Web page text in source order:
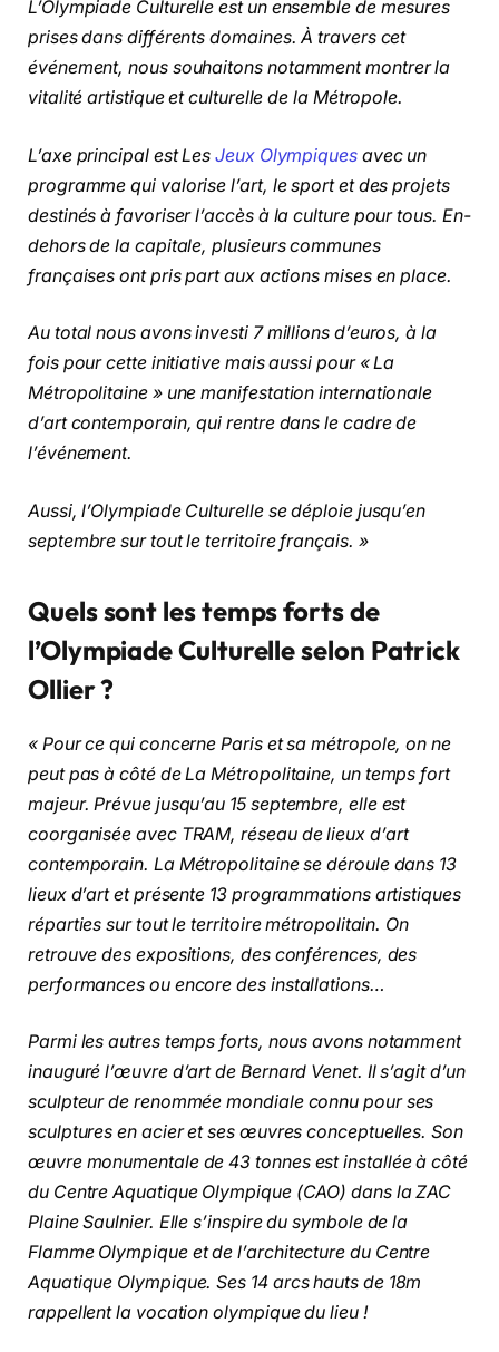
L’Olympiade Culturelle est un ensemble de mesures
prises dans différents domaines. À travers cet
événement, nous souhaitons notamment montrer la
vitalité artistique et culturelle de la Métropole.
L’axe principal est LesJeux Olympiquesavec un
programme qui valorise l’art, le sport et des projets
destinés à favoriser l’accès à la culture pour tous. En-
dehors de la capitale, plusieurs communes
françaises ont pris part aux actions mises en place.
Au total nous avons investi 7 millions d’euros, à la
fois pour cette initiative mais aussi pour « La
Métropolitaine » une manifestation internationale
d’art contemporain, qui rentre dans le cadre de
l’événement.
Aussi, l’Olympiade Culturelle se déploie jusqu’en
septembre sur tout le territoire français. »
Quels sont les temps forts de
l’Olympiade Culturelle selon Patrick
Ollier ?
« Pour ce qui concerne Paris et sa métropole, on ne
peut pas à côté de La Métropolitaine, un temps fort
majeur. Prévue jusqu’au 15 septembre, elle est
coorganisée avec TRAM, réseau de lieux d’art
contemporain. La Métropolitaine se déroule dans 13
lieux d’art et présente 13 programmations artistiques
réparties sur tout le territoire métropolitain. On
retrouve des expositions, des conférences, des
performances ou encore des installations…
Parmi les autres temps forts, nous avons notamment
inauguré l’œuvre d’art de Bernard Venet. Il s’agit d’un
sculpteur de renommée mondiale connu pour ses
sculptures en acier et ses œuvres conceptuelles. Son
œuvre monumentale de 43 tonnes est installée à côté
du Centre Aquatique Olympique (CAO) dans la ZAC
Plaine Saulnier. Elle s’inspire du symbole de la
Flamme Olympique et de l’architecture du Centre
Aquatique Olympique. Ses 14 arcs hauts de 18m
rappellent la vocation olympique du lieu !